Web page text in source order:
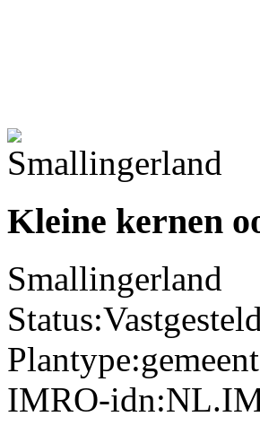
Kleine kernen
Smallingerland
Status:Vastgesteld
Plantype:
IMRO-idn: